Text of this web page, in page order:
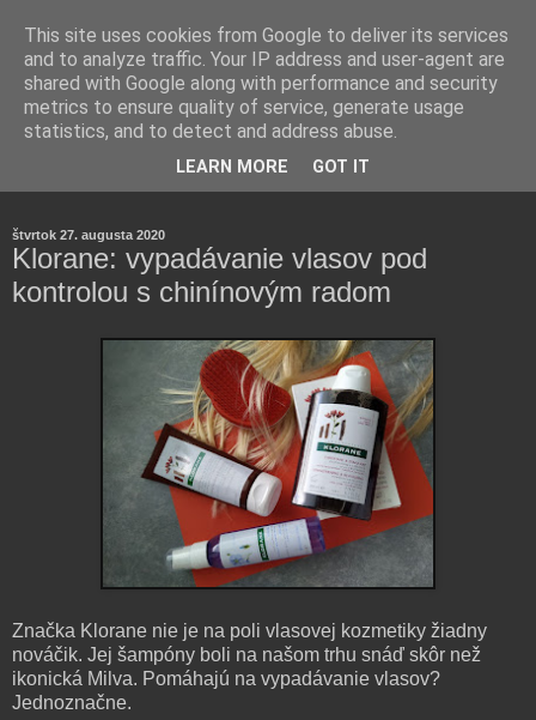
rozoberá témy o zdraví, živote a všetko možné.
štvrtok 27. augusta 2020
Klorane: vypadávanie vlasov pod
kontrolou s chinínovým radom
Značka Klorane nie je na poli vlasovej kozmetiky žiadny
nováčik. Jej šampóny boli na našom trhu snáď skôr než
ikonická Milva. Pomáhajú na vypadávanie vlasov?
Jednoznačne.
This site uses cookies from Google to deliver its services
and to analyze traffic. Your IP address and user-agent are
shared with Google along with performance and security
metrics to ensure quality of service, generate usage
statistics, and to detect and address abuse.
LEARN MORE GOT IT